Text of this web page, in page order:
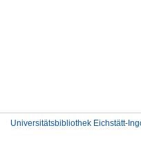
Universitätsbibliothek Eichstätt-